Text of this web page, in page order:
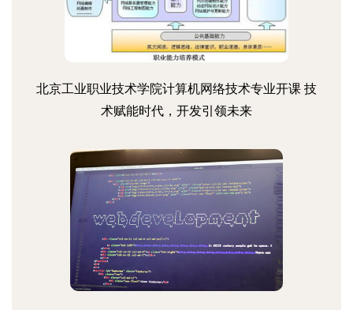
北京工业职业技术学院计算机网络技术专业开课 技
术赋能时代，开发引领未来